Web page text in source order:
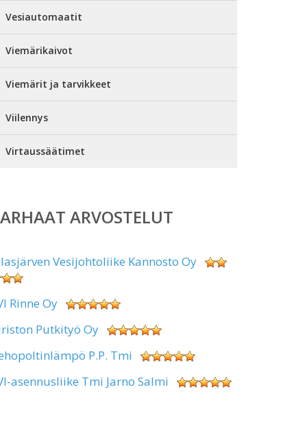
Vesiautomaatit
Viemärikaivot
Viemärit ja tarvikkeet
Viilennys
Virtaussäätimet
ARVOSTELUT
Vesijohtoliike Kannosto Oy
Rinne Oy
Putkityö Oy
P.P. Tmi
asennusliike Tmi Jarno Salmi